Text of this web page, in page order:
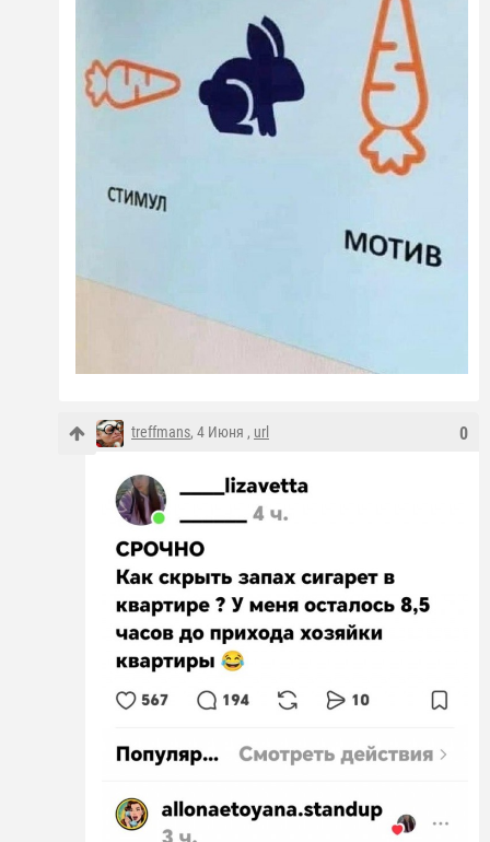
0
treffmans, 4 Июня , url